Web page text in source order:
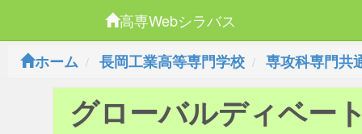
高専Webシラバス
ホーム
長岡工業高等専門学校 専攻科専門共
グローバルディベー